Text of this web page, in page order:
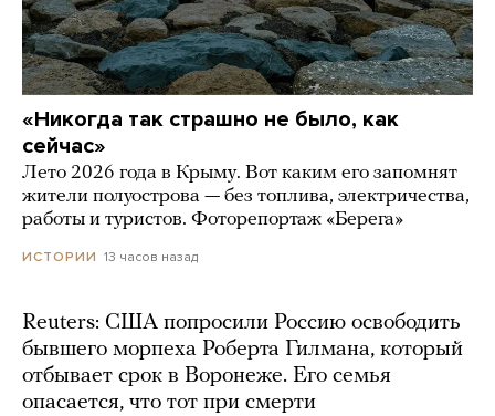
«Никогда так страшно не было, как
сейчас»
Лето 2026 года в Крыму. Вот каким его запомнят
жители полуострова — без топлива, электричества,
работы и туристов. Фоторепортаж «Берега»
ИСТОРИИ 13 часов назад
Reuters: США попросили Россию освободить
бывшего морпеха Роберта Гилмана, который
отбывает срок в Воронеже. Его семья
опасается, что тот при смерти